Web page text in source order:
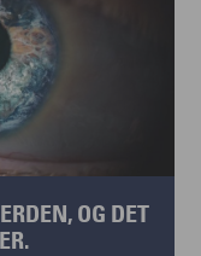
OG DET